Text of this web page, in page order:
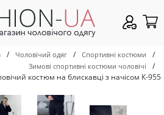
/ Чоловічий одяг / Спортивні костюми /
Зимові спортивні костюми чоловічі
/
костюм на блискавці з начісом К-955